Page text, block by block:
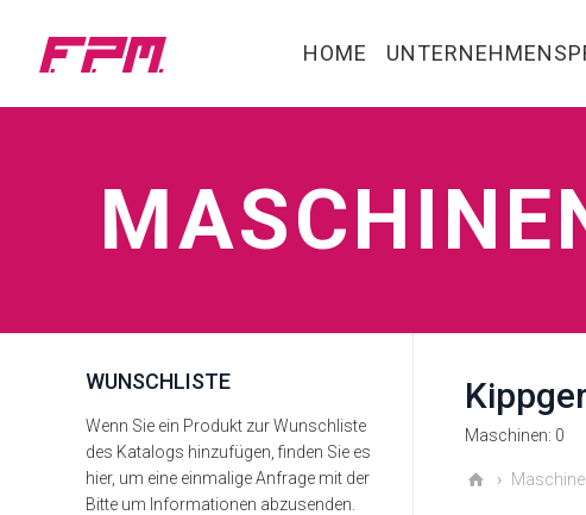
HOME
Maschinen: 0
WUNSCHLISTE
Wenn Sie ein Produkt zur Wunschliste
des Katalogs hinzufügen, finden Sie es
hier, um eine einmalige Anfrage mit der
Bitte um Informationen abzusenden.